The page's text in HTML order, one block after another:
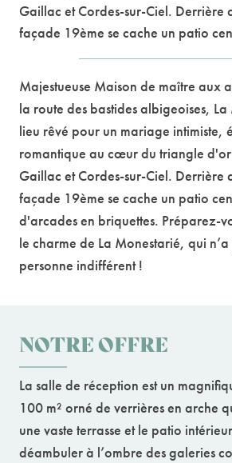
Gaillac et Cordes-sur-Ciel. Derrière
façade 19ème se cache un patio
Majestueuse Maison de maître aux
la route des bastides albigeoises, La
lieu rêvé pour un mariage intimiste,
romantique au cœur du triangle
Gaillac et Cordes-sur-Ciel. Derrière
façade 19ème se cache un patio
d'arcades en briquettes. Préparez-
le charme de La Monestarié, qui n’a
personne indifférent !
NOTRE OFFRE
La salle de réception est un
100 m² orné de verrières en arche
une vaste terrasse et le patio
déambuler à l’ombre des galeries